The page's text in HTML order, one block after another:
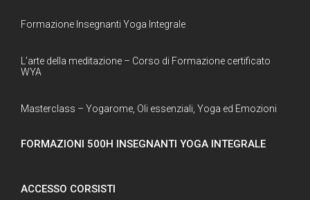
Formazione Insegnanti Yoga Integrale
L’arte della meditazione – Corso di Formazione certificato
WYA
Masterclass – Yogarome, Oli essenziali, Yoga ed Emozioni
FORMAZIONI 500H INSEGNANTI YOGA INTEGRALE
ACCESSO CORSISTI